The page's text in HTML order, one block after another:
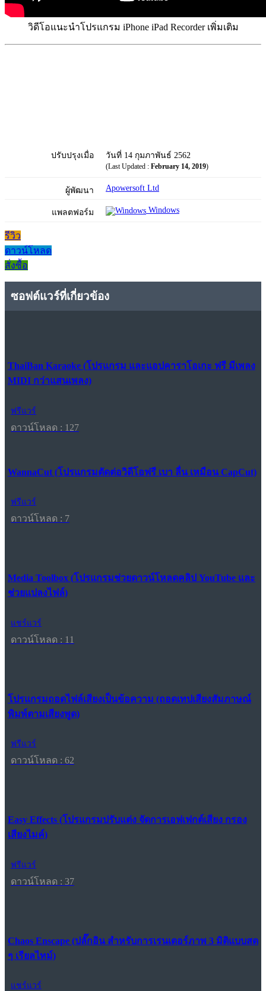
วิดีโอแนะนำโปรแกรม iPhone iPad Recorder เพิ่มเติม
ปรับปรุงเมื่อ วันที่ 14 กุมภาพันธ์ 2562
(Last Updated : February 14, 2019)
ผู้พัฒนา Apowersoft Ltd
แพลตฟอร์ม Windows
รีวิว
ดาวน์โหลด
สั่งซื้อ
ซอฟต์แวร์ที่เกี่ยวข้อง
ThaiBan Karaoke (โปรแกรม และแอปคาราโอเกะ ฟรี มีเพลง
MIDI กว่าแสนเพลง)
ฟรีแวร์
ดาวน์โหลด : 127
WannaCut (โปรแกรมตัดต่อวิดีโอฟรี เบา ลื่น เหมือน CapCut)
ฟรีแวร์
ดาวน์โหลด : 7
Media Toolbox (โปรแกรมช่วยดาวน์โหลดคลิป YouTube และ
ช่วยแปลงไฟล์)
แชร์แวร์
ดาวน์โหลด : 11
โปรแกรมถอดไฟล์เสียงเป็นข้อความ (ถอดเทปเสียงสัมภาษณ์
พิมพ์ตามเสียงพูด)
ฟรีแวร์
ดาวน์โหลด : 62
Easy Effects (โปรแกรมปรับแต่ง จัดการเอฟเฟกต์เสียง กรอง
เสียงไมค์)
ฟรีแวร์
ดาวน์โหลด : 37
Chaos Enscape (ปลั๊กอิน สำหรับการเรนเดอร์ภาพ 3 มิติแบบสด
ๆ เรียลไทม์)
แชร์แวร์